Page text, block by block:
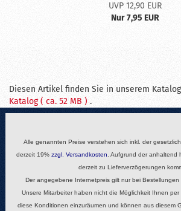
UVP 12,90 EUR
Nur 7,95 EUR
Diesen Artikel finden Sie in unserem
Katalog ( ca. 52 MB ) .
Alle genannten Preise verstehen sich inkl. der
derzeit 19% zzgl. Versandkosten. Aufgrund der anhaltend
derzeit zu Lieferverzögerungen
Der angegebene Internetpreis gilt nur bei Bestellungen
Unsere Mitarbeiter haben nicht die Möglichkeit Ihnen per
diese Konditionen einzuräumen und können aus diesem